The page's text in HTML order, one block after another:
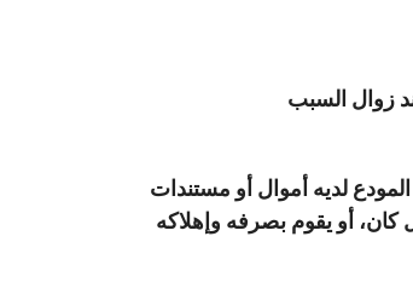
زوال السبب
الشخص المودع لديه أموال أو مستندات
كان، أو يقوم بصرفه وإهلاكه